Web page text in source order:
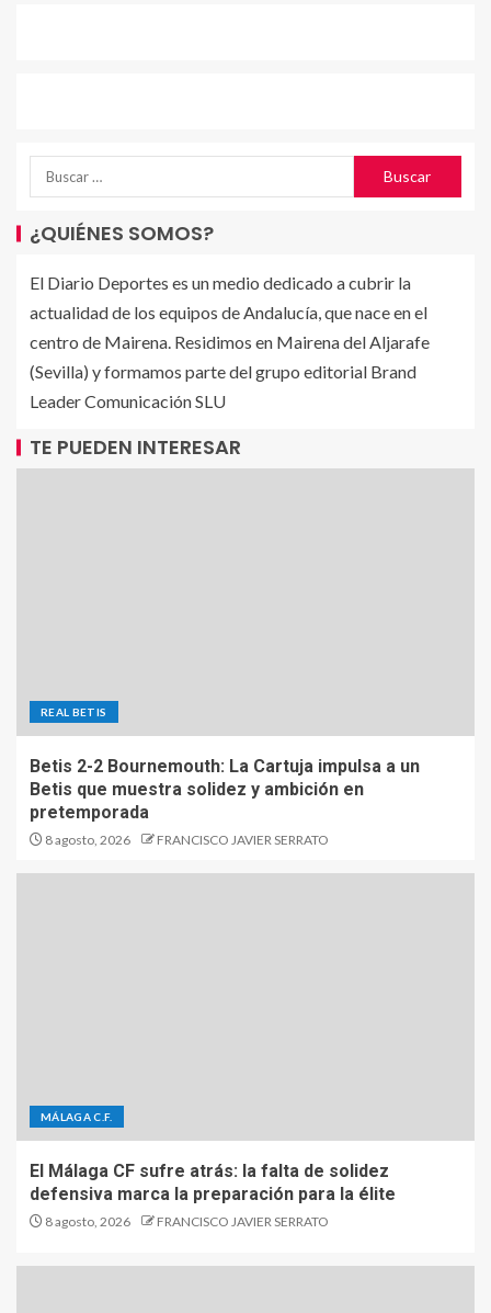
¿QUIÉNES SOMOS?
El Diario Deportes es un medio dedicado a cubrir la
actualidad de los equipos de Andalucía, que nace en el
centro de Mairena. Residimos en Mairena del Aljarafe
(Sevilla) y formamos parte del grupo editorial Brand
Leader Comunicación SLU
TE PUEDEN INTERESAR
REAL BETIS
Betis 2-2 Bournemouth: La Cartuja impulsa a un
Betis que muestra solidez y ambición en
pretemporada
8 agosto, 2026 FRANCISCO JAVIER SERRATO
MÁLAGA C.F.
El Málaga CF sufre atrás: la falta de solidez
defensiva marca la preparación para la élite
8 agosto, 2026 FRANCISCO JAVIER SERRATO